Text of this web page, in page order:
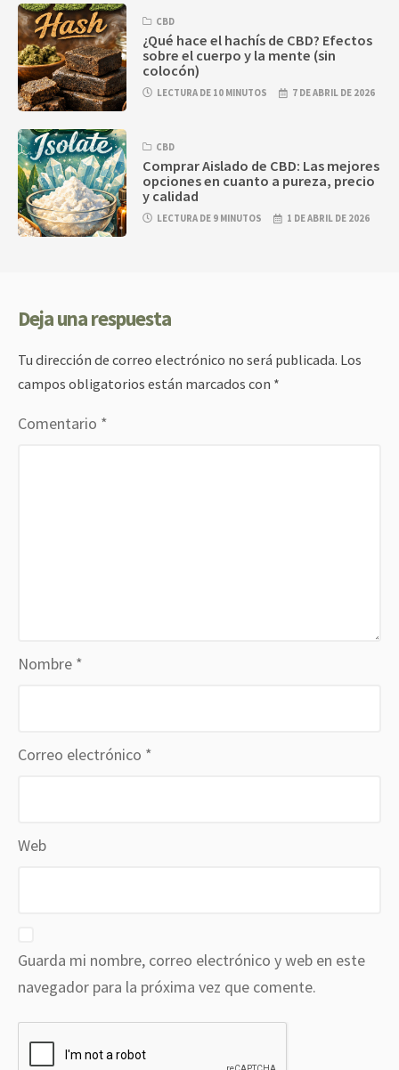
CBD
¿Qué hace el hachís de CBD? Efectos
sobre el cuerpo y la mente (sin
colocón)
LECTURA DE 10 MINUTOS 7 DE ABRIL DE 2026
CBD
Comprar Aislado de CBD: Las mejores
opciones en cuanto a pureza, precio
y calidad
LECTURA DE 9 MINUTOS 1 DE ABRIL DE 2026
Deja una respuesta
Tu dirección de correo electrónico no será publicada. Los
campos obligatorios están marcados con *
Comentario *
Nombre *
Correo electrónico *
Web
Guarda mi nombre, correo electrónico y web en este
navegador para la próxima vez que comente.